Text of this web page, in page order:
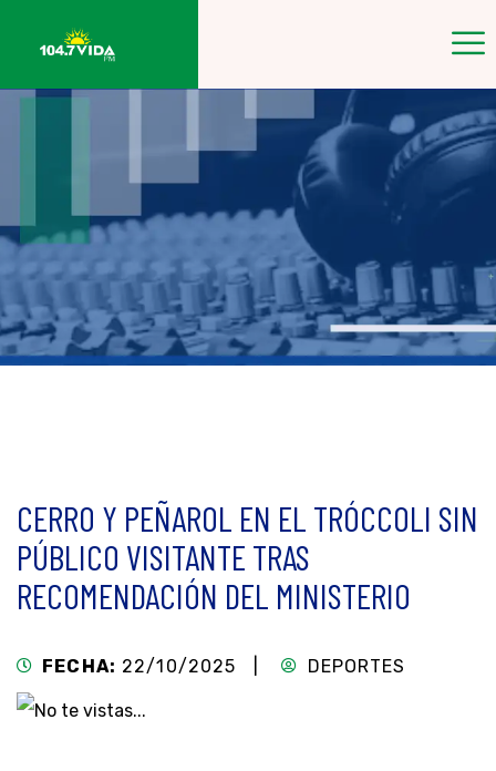
CERRO Y PEÑAROL EN EL TRÓCCOLI SIN
PÚBLICO VISITANTE TRAS
RECOMENDACIÓN DEL MINISTERIO
FECHA: 22/10/2025 | DEPORTES